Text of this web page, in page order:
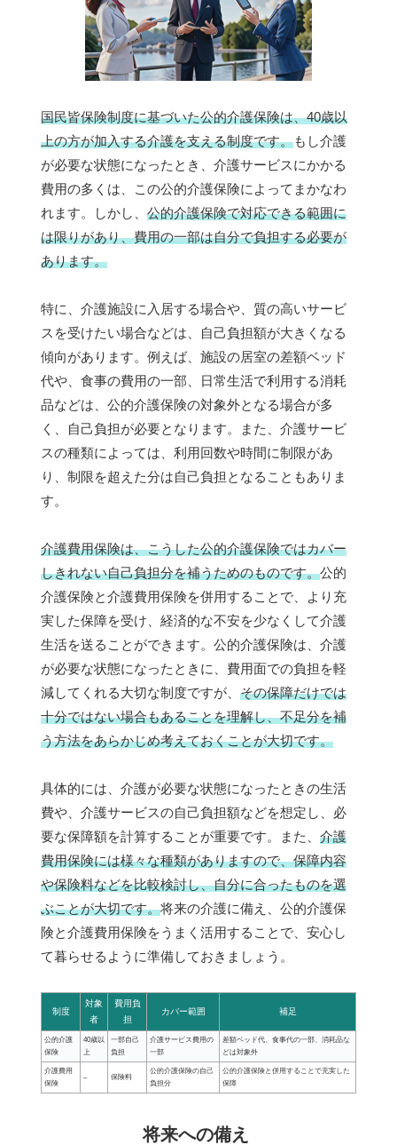
国民皆保険制度に基づいた公的介護保険は、40歳以
上の方が加入する介護を支える制度です。もし介護
が必要な状態になったとき、介護サービスにかかる
費用の多くは、この公的介護保険によってまかなわ
れます。しかし、 公的介護保険で対応できる範囲に
は限りがあり、費用の一部は自分で負担する必要が
あります。
特に、介護施設に入居する場合や、質の高いサービ
スを受けたい場合などは、自己負担額が大きくなる
傾向があります。例えば、施設の居室の差額ベッド
代や、食事の費用の一部、日常生活で利用する消耗
品などは、公的介護保険の対象外となる場合が多
く、自己負担が必要となります。また、介護サービ
スの種類によっては、利用回数や時間に制限があ
り、制限を超えた分は自己負担となることもありま
す。
介護費用保険は、こうした公的介護保険ではカバー
しきれない自己負担分を補うためのものです。公的
介護保険と介護費用保険を併用することで、より充
実した保障を受け、経済的な不安を少なくして介護
生活を送ることができます。公的介護保険は、介護
が必要な状態になったときに、費用面での負担を軽
減してくれる大切な制度ですが、 その保障だけでは
十分ではない場合もあることを理解し、不足分を補
う方法をあらかじめ考えておくことが大切です。
具体的には、介護が必要な状態になったときの生活
費や、介護サービスの自己負担額などを想定し、必
要な保障額を計算することが重要です。また、 介護
費用保険には様々な種類がありますので、保障内容
や保険料などを比較検討し、自分に合ったものを選
ぶことが大切です。将来の介護に備え、公的介護保
険と介護費用保険をうまく活用することで、安心し
て暮らせるように準備しておきましょう。
制度
対象
者
費用負
担
カバー範囲 補足
公的介護
保険
40歳以
上
一部自己
負担
介護サービス費用の
一部
差額ベッド代、食事代の一部、消耗品な
どは対象外
介護費用
保険
– 保険料
公的介護保険の自己
負担分
公的介護保険と併用することで充実した
保障
将来への備え